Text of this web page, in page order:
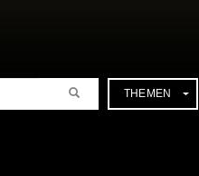
THEMEN